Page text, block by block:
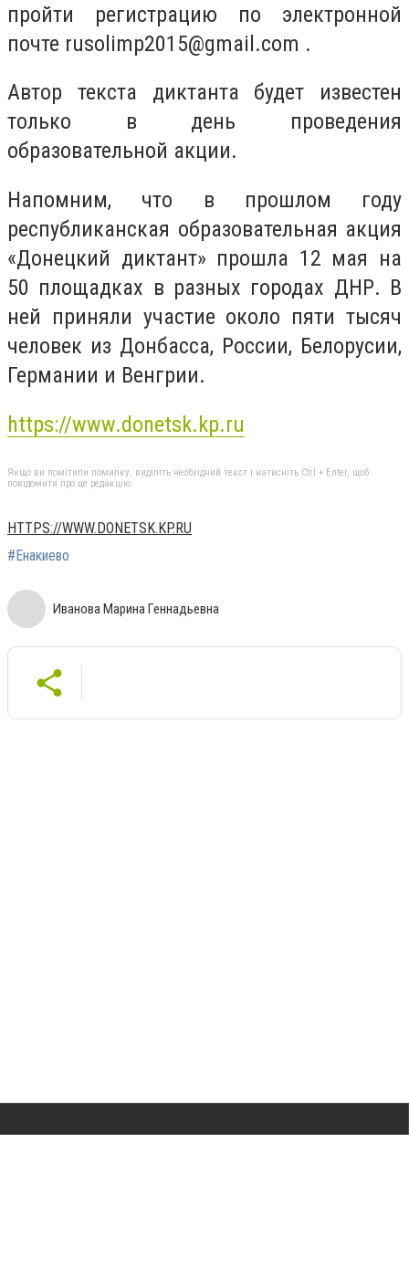
пройти регистрацию по электронной
почте rusolimp2015@gmail.com .
Автор текста диктанта будет известен
только в день проведения
образовательной акции.
Напомним, что в прошлом году
республиканская образовательная акция
«Донецкий диктант» прошла 12 мая на
50 площадках в разных городах ДНР. В
ней приняли участие около пяти тысяч
человек из Донбасса, России, Белорусии,
Германии и Венгрии.
https://www.donetsk.kp.ru
Якщо ви помітили помилку, виділіть необхідний текст і натисніть Ctrl + Enter, щоб
повідомити про це редакцію
HTTPS://WWW.DONETSK.KP.RU
#Енакиево
Иванова Марина Геннадьевна